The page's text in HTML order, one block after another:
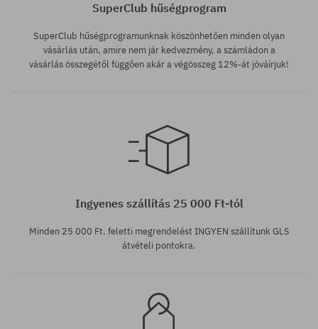
Elérhető méretek:
SuperClub hűségprogram
SuperClub hűségprogramunknak köszönhetően minden olyan
vásárlás után, amire nem jár kedvezmény, a számládon a
vásárlás összegétől függően akár a végösszeg 12%-át jóváírjuk!
Ingyenes szállítás 25 000 Ft-tól
Minden 25 000 Ft. feletti megrendelést INGYEN szállítunk GLS
átvételi pontokra.